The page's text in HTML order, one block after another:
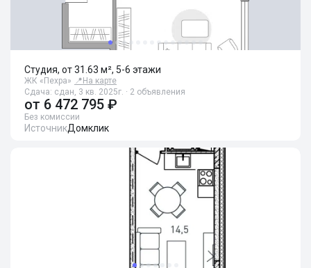
Студия, от 31.63 м², 5-6 этажи
ЖК «Пехра» 📍 На карте
Сдача: сдан, 3 кв. 2025г. · 2 объявления
от 6 472 795 ₽
Без комиссии
ИсточникДомклик